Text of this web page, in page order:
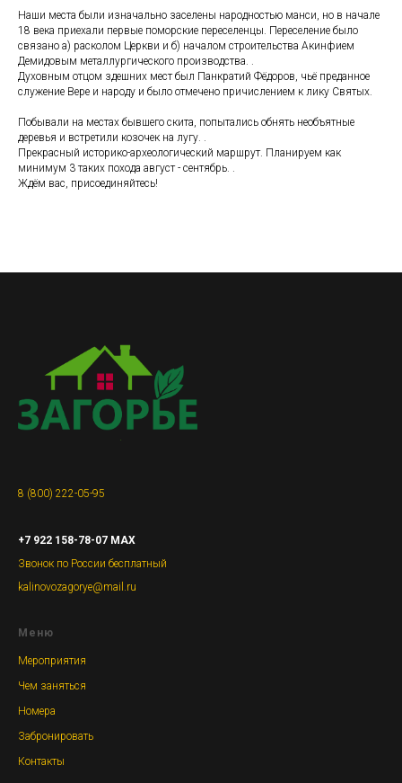
Наши места были изначально заселены народностью манси, но в начале
18 века приехали первые поморские переселенцы. Переселение было
связано а) расколом Церкви и б) началом строительства Акинфием
Демидовым металлургического производства. .
Духовным отцом здешних мест был Панкратий Фёдоров, чьё преданное
служение Вере и народу и было отмечено причислением к лику Святых.
Побывали на местах бывшего скита, попытались обнять необъятные
деревья и встретили козочек на лугу. .
Прекрасный историко-археологический маршрут. Планируем как
минимум 3 таких похода август - сентябрь. .
Ждём вас, присоединяйтесь!
8 (800) 222-05-95
+7 922 158-78-07 MAX
Звонок по России бесплатный
kalinovozagorye@mail.ru
Меню
Мероприятия
Чем заняться
Номера
Забронировать
Контакты